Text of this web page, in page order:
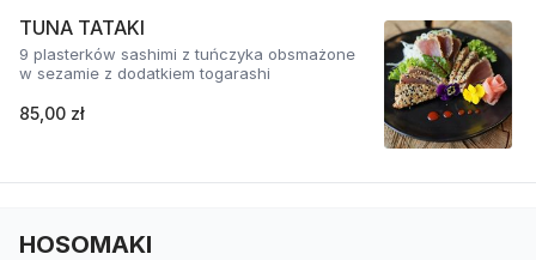
TUNA TATAKI
9 plasterków sashimi z tuńczyka obsmażone
w sezamie z dodatkiem togarashi
85,00 zł
HOSOMAKI